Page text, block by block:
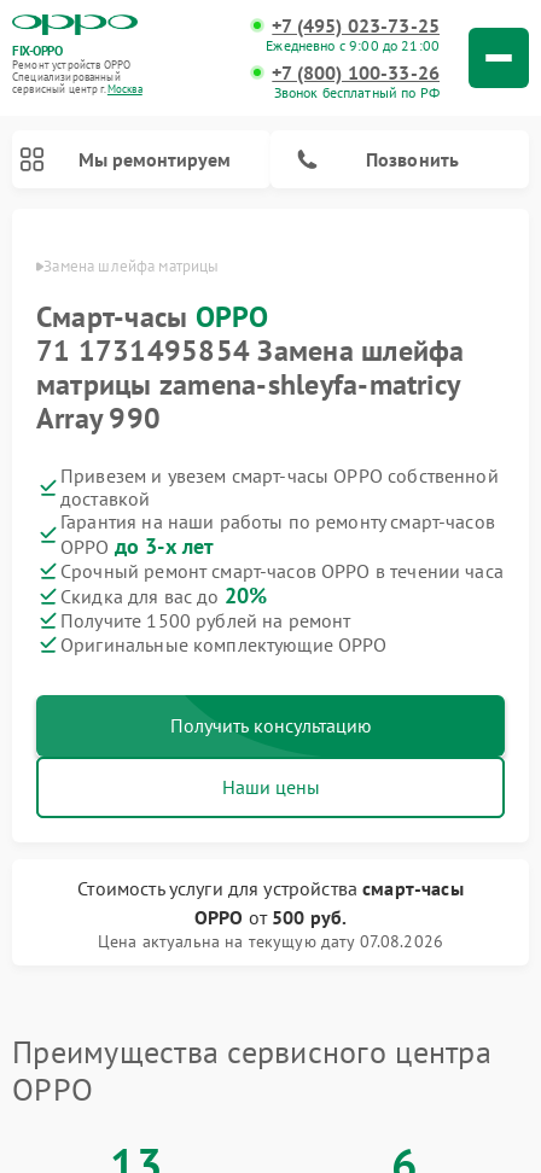
FIX-OPPO
Ремонт устройств OPPO
Специализированный
cервисный центр г.Москва
+7 (495) 023-73-25
Ежедневно с 9:00 до 21:00
+7 (800) 100-33-26
Звонок бесплатный по РФ
Мы ремонтируем Позвонить
Замена шлейфа матрицы
Смарт-часы OPPO
71 1731495854 Замена шлейфа
матрицы zamena-shleyfa-matricy
Array 990
Привезем и увезем смарт-часы OPPO собственной
доставкой
Гарантия на наши работы по ремонту смарт-часов
OPPO до 3-х лет
Срочный ремонт смарт-часов OPPO в течении часа
Скидка для вас до 20%
Получите 1500 рублей на ремонт
Оригинальные комплектующие OPPO
Получить консультацию
Наши цены
Стоимость услуги для устройствасмарт-часы
OPPO от 500 руб.
Цена актуальна на текущую дату 07.08.2026
Преимущества сервисного центра
OPPO